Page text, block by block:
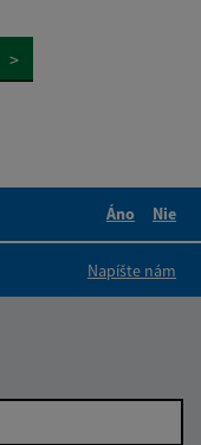
>
Áno
Nie
Napíšte nám